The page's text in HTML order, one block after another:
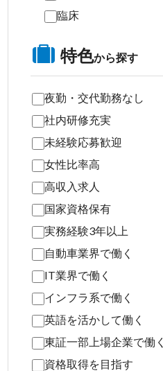
臨床
特色から探す
夜勤・交代勤務なし
社内研修充実
未経験応募歓迎
女性比率高
高収入求人
国家資格保有
実務経験3年以上
自動車業界で働く
IT業界で働く
インフラ系で働く
英語を活かして働く
東証一部上場企業で働く
資格取得を目指す